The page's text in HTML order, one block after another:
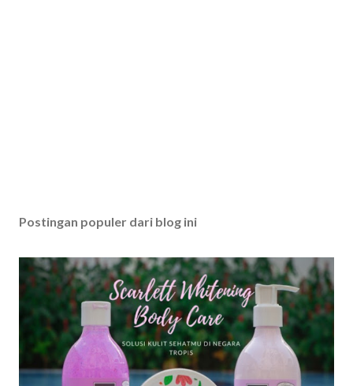
Postingan populer dari blog ini